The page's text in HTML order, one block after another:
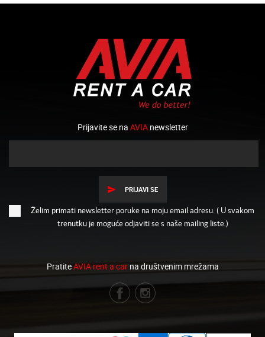
Prijavite se na AVIAnewsletter
PRIJAVI SE
Želim primati newsletter poruke na moju email adresu. ( U svakom
trenutku je moguće odjaviti se s naše mailing liste.)
PratiteAVIA rent a carna društvenim mrežama